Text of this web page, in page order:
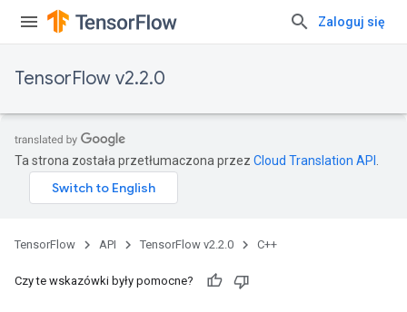
Zaloguj się
TensorFlow v2.2.0
Ta strona została przetłumaczona przez Cloud Translation API
TensorFlow API TensorFlow v2.2.0 C++
Czy te wskazówki były pomocne?